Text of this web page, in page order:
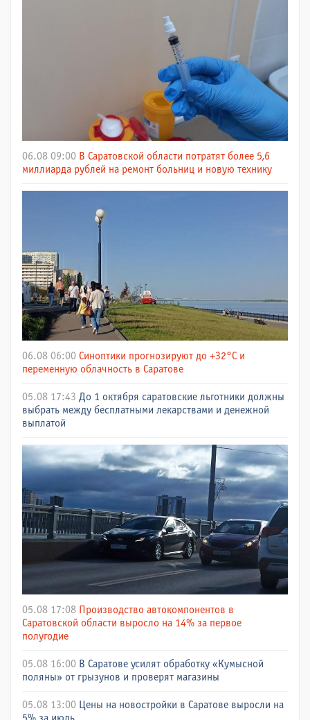
06.08 09:00 В Саратовской области потратят более 5,6
миллиарда рублей на ремонт больниц и новую технику
06.08 06:00 Синоптики прогнозируют до +32°C и
переменную облачность в Саратове
05.08 17:43 До 1 октября саратовские льготники должны
выбрать между бесплатными лекарствами и денежной
выплатой
05.08 17:08 Производство автокомпонентов в
Саратовской области выросло на 14% за первое
полугодие
05.08 16:00 В Саратове усилят обработку «Кумысной
поляны» от грызунов и проверят магазины
05.08 13:00
Цены на новостройки в Саратове выросли на